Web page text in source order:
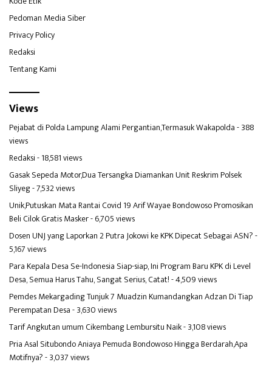
Pedoman Media Siber
Privacy Policy
Redaksi
Tentang Kami
Views
Pejabat di Polda Lampung Alami Pergantian,Termasuk Wakapolda- 388
views
Redaksi- 18,581 views
Gasak Sepeda Motor,Dua Tersangka Diamankan Unit Reskrim Polsek
Sliyeg- 7,532 views
Unik,Putuskan Mata Rantai Covid 19 Arif Wayae Bondowoso Promosikan
Beli Cilok Gratis Masker- 6,705 views
Dosen UNJ yang Laporkan 2 Putra Jokowi ke KPK Dipecat Sebagai ASN?-
5,167 views
Para Kepala Desa Se-Indonesia Siap-siap, Ini Program Baru KPK di Level
Desa, Semua Harus Tahu, Sangat Serius, Catat!- 4,509 views
Pemdes Mekargading Tunjuk 7 Muadzin Kumandangkan Adzan Di Tiap
Perempatan Desa- 3,630 views
Tarif Angkutan umum Cikembang Lembursitu Naik- 3,108 views
Pria Asal Situbondo Aniaya Pemuda Bondowoso Hingga Berdarah,Apa
Motifnya?- 3,037 views